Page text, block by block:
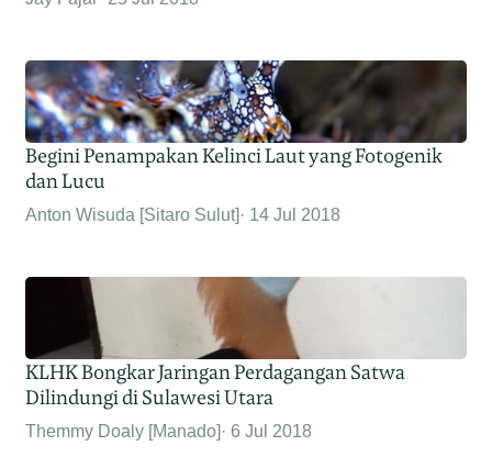
Begini Penampakan Kelinci Laut yang Fotogenik
dan Lucu
Anton Wisuda [Sitaro Sulut] 14 Jul 2018
KLHK Bongkar Jaringan Perdagangan Satwa
Dilindungi di Sulawesi Utara
Themmy Doaly [Manado] 6 Jul 2018